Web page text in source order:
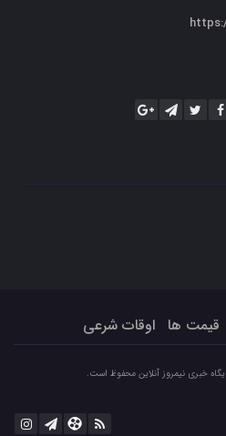
قیمت ها اوقات شرعی
خبری نیمروز آنلاین محفوظ است.